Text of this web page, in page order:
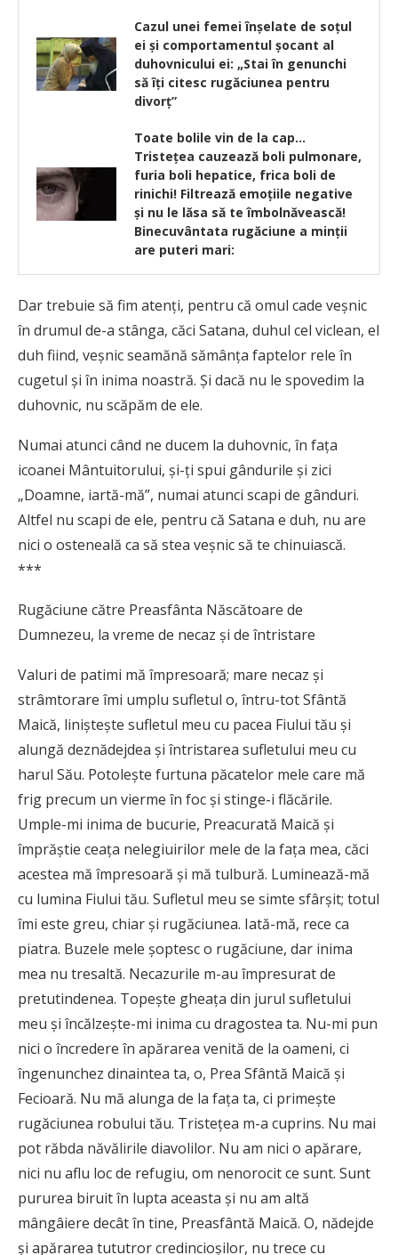
Cazul unei femei înșelate de soțul
ei și comportamentul șocant al
duhovnicului ei: „Stai în genunchi
să îți citesc rugăciunea pentru
divorț”
Toate bolile vin de la cap…
Tristețea cauzează boli pulmonare,
furia boli hepatice, frica boli de
rinichi! Filtrează emoţiile negative
şi nu le lăsa să te îmbolnăvească!
Binecuvântata rugăciune a minții
are puteri mari:
Dar trebuie să fim atenţi, pentru că omul cade veşnic
în drumul de-a stânga, căci Satana, duhul cel viclean, el
duh fiind, veşnic seamănă sămânţa faptelor rele în
cugetul şi în inima noastră. Şi dacă nu le spovedim la
duhovnic, nu scăpăm de ele.
Numai atunci când ne ducem la duhovnic, în faţa
icoanei Mântuitorului, şi-ţi spui gândurile şi zici
„Doamne, iartă-mă”, numai atunci scapi de gânduri.
Altfel nu scapi de ele, pentru că Satana e duh, nu are
nici o osteneală ca să stea veşnic să te chinuiască.
***
Rugăciune către Preasfânta Născătoare de
Dumnezeu, la vreme de necaz şi de întristare
Valuri de patimi mă împresoară; mare necaz şi
strâmtorare îmi umplu sufletul o, întru-tot Sfântă
Maică, linişteşte sufletul meu cu pacea Fiului tău şi
alungă deznădejdea şi întristarea sufletului meu cu
harul Său. Potoleşte furtuna păcatelor mele care mă
frig precum un vierme în foc şi stinge-i flăcările.
Umple-mi inima de bucurie, Preacurată Maică şi
împrăştie ceaţa nelegiuirilor mele de la faţa mea, căci
acestea mă împresoară şi mă tulbură. Luminează-mă
cu lumina Fiului tău. Sufletul meu se simte sfârşit; totul
îmi este greu, chiar şi rugăciunea. Iată-mă, rece ca
piatra. Buzele mele şoptesc o rugăciune, dar inima
mea nu tresaltă. Necazurile m-au împresurat de
pretutindenea. Topeşte gheaţa din jurul sufletului
meu şi încălzeşte-mi inima cu dragostea ta. Nu-mi pun
nici o încredere în apărarea venită de la oameni, ci
îngenunchez dinaintea ta, o, Prea Sfântă Maică şi
Fecioară. Nu mă alunga de la faţa ta, ci primeşte
rugăciunea robului tău. Tristeţea m-a cuprins. Nu mai
pot răbda năvălirile diavolilor. Nu am nici o apărare,
nici nu aflu loc de refugiu, om nenorocit ce sunt. Sunt
pururea biruit în lupta aceasta şi nu am altă
mângâiere decât în tine, Preasfântă Maică. O, nădejde
şi apărarea tututror credincioşilor, nu trece cu